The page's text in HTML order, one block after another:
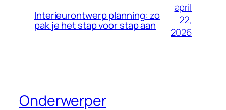
Interieurontwerp planning: zo
pak je het stap voor stap aan
april
22,
2026
Onderwerper